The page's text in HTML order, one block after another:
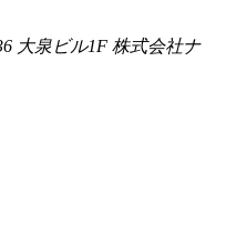
大泉ビル1F 株式会社ナ